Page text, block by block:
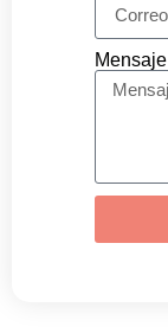
Mensaje